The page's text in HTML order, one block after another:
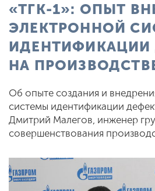
«ТГК-1»: ОПЫТ
ЭЛЕКТРОННОЙ
ИДЕНТИФИКАЦИИ
НА
Об опыте создания и
системы идентификации
Дмитрий Малегов, инженер
совершенствования